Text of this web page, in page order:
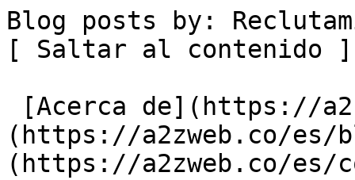
Blog posts by:
[ Saltar al contenido
(https://a2zweb.co/es/
(https://a2zweb.co/es/